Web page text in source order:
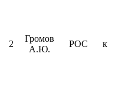
2
Громов
А.Ю.
РОС к